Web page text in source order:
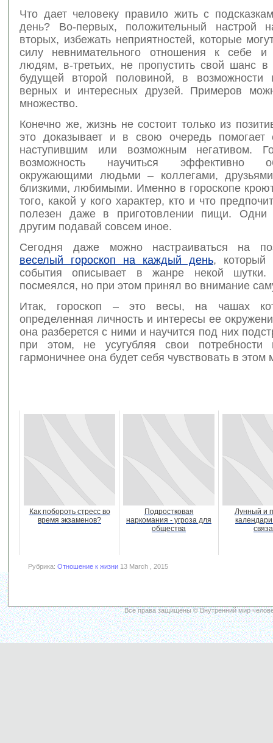
Что дает человеку правило жить с
день? Во-первых, положительный настрой
вторых, избежать неприятностей, которые
силу невнимательного отношения к себе
людям, в-третьих, не пропустить свой шанс в
будущей второй половиной, в возможности
верных и интересных друзей. Примеров
множество.
Конечно же, жизнь не состоит только из
это доказывает и в свою очередь помогает
наступившим или возможным негативом.
возможность научиться эффективно
окружающими людьми – коллегами,
близкими, любимыми. Именно в гороскопе
того, какой у кого характер, кто и что
полезен даже в приготовлении пищи.
другим подавай совсем иное.
Сегодня даже можно настраиваться на
веселый гороскоп на каждый день, который
события описывает в жанре некой шутки.
посмеялся, но при этом принял во внимание
Итак, гороскоп – это весы, на чашах
определенная личность и интересы ее
она разберется с ними и научится под них
при этом, не усугубляя свои
гармоничнее она будет себя чувствовать в этом
Как побороть стресс во
время экзаменов?
Подростковая
наркомания - угроза для
общества
Лунный и
Рубрика: Отношение к жизни 13 March , 2015
Все права защищены © Внутренний мир